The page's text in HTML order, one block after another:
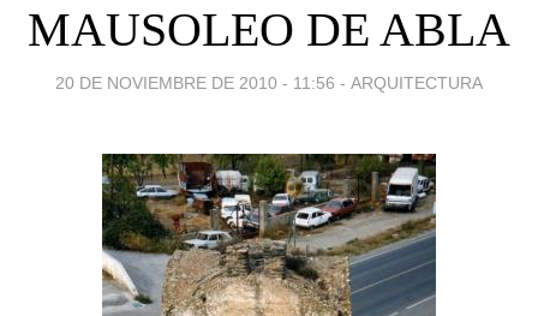
MAUSOLEO DE ABLA
20 DE NOVIEMBRE DE 2010 - 11:56 - ARQUITECTURA